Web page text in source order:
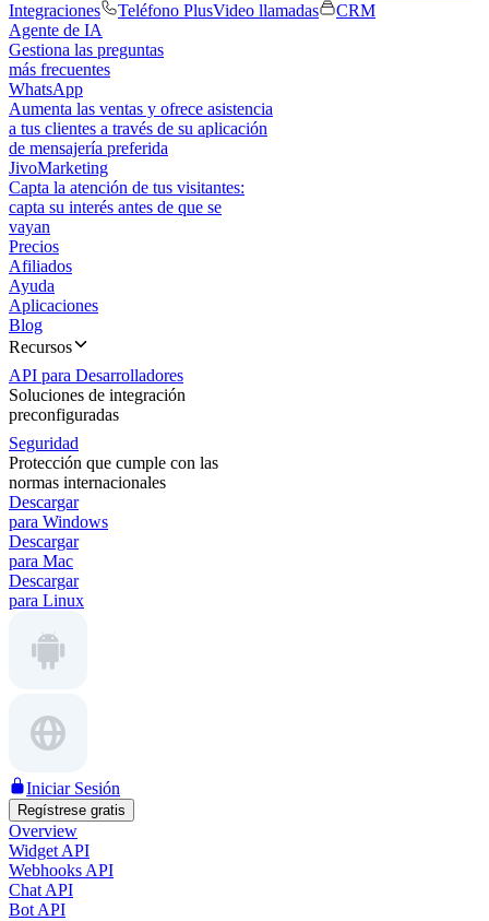
Integraciones
Teléfono PlusVideo llamadas
CRM
Agente de IA
Gestiona las preguntas
más frecuentes
WhatsApp
Aumenta las ventas y ofrece asistencia
a tus clientes a través de su aplicación
de mensajería preferida
JivoMarketing
Capta la atención de tus visitantes:
capta su interés antes de que se
vayan
Precios
Afiliados
Ayuda
Aplicaciones
Blog
Recursos
API para Desarrolladores
Soluciones de integración
preconfiguradas
Seguridad
Protección que cumple con las
normas internacionales
Descargar
para Windows
Descargar
para Mac
Descargar
para Linux
Iniciar Sesión
Regístrese gratis
Overview
Widget API
Webhooks API
Chat API
Bot API